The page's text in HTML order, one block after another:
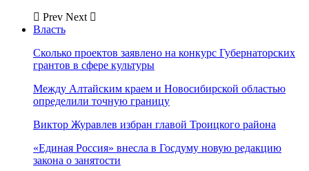
Prev Next
Власть
Сколько проектов заявлено на конкурс Губернаторских
грантов в сфере культуры
Между Алтайским краем и Новосибирской областью
определили точную границу
Виктор Журавлев избран главой Троицкого района
«Единая Россия» внесла в Госдуму новую редакцию
закона о занятости